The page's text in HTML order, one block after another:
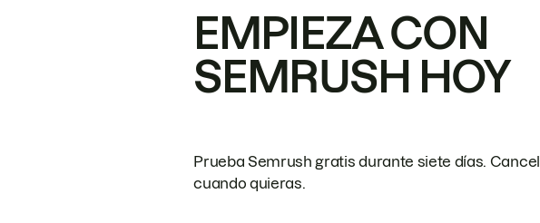
EMPIEZA CON
SEMRUSH HOY
Prueba Semrush gratis durante siete días.
cuando quieras.